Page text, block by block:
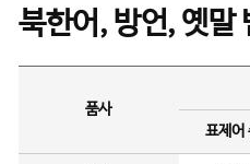
북한어, 방언, 옛말
품사
표제어